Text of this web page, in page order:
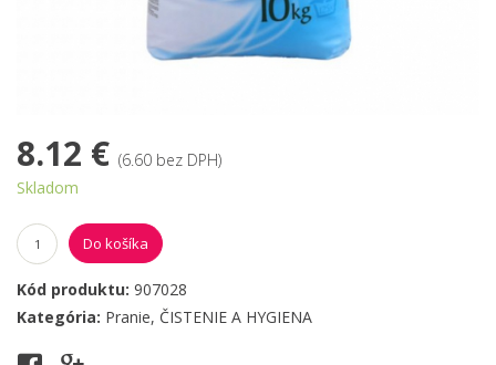
8.12 € (6.60 bez DPH)
Skladom
Do košíka
Kód produktu: 907028
Kategória: Pranie, ČISTENIE A HYGIENA